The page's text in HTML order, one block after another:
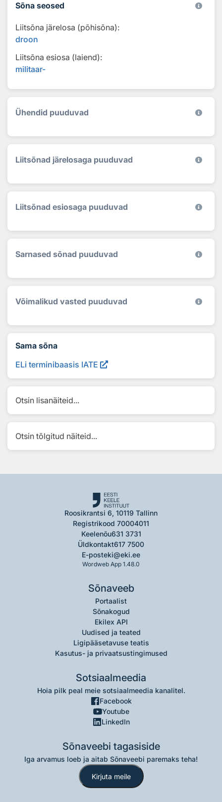
Sõna seosed
Liitsõna järelosa (põhisõna):
droon
Liitsõna esiosa (laiend):
militaar-
Ühendid puuduvad
Liitsõnad järelosaga puuduvad
Liitsõnad esiosaga puuduvad
Sarnased sõnad puuduvad
Võimalikud vasted puuduvad
Sama sõna
ELi terminibaasis IATE
Otsin lisanäiteid...
Otsin tõlgitud näiteid...
Roosikrantsi 6, 10119 Tallinn
Registrikood 70004011
Keelenõu631 3731
Üldkontakt617 7500
E-posteki@eki.ee
Wordweb App 1.48.0
Sõnaveeb
Portaalist
Sõnakogud
Ekilex API
Uudised ja teated
Ligipääsetavuse teatis
Kasutus- ja privaatsustingimused
Sotsiaalmeedia
Hoia pilk peal meie sotsiaalmeedia kanalitel.
Facebook
Youtube
LinkedIn
Sõnaveebi tagasiside
Iga arvamus loeb ja aitab Sõnaveebi paremaks teha!
Kirjuta meile